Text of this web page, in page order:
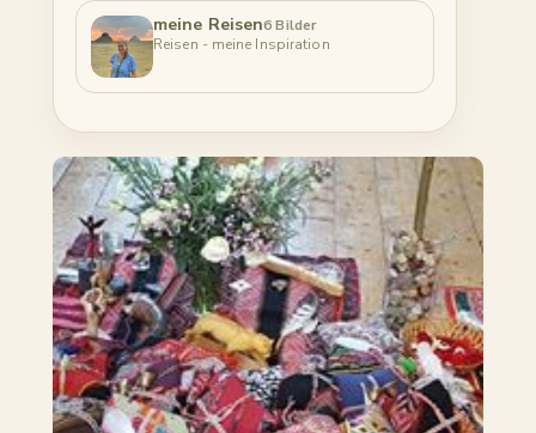
meine Reisen6 Bilder
Reisen - meine Inspiration